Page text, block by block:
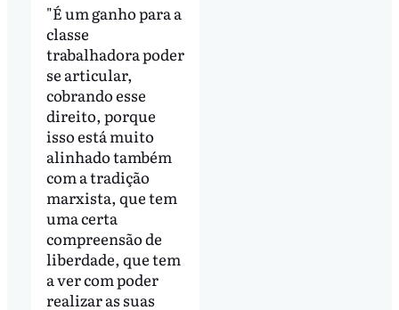
"É um ganho para a
classe
trabalhadora poder
se articular,
cobrando esse
direito, porque
isso está muito
alinhado também
com a tradição
marxista, que tem
uma certa
compreensão de
liberdade, que tem
a ver com poder
realizar as suas